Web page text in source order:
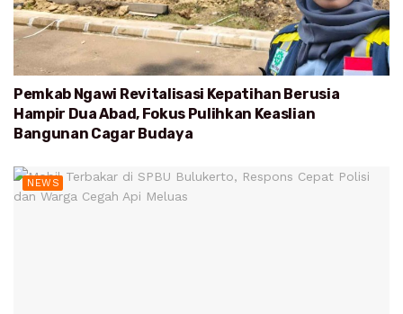
Pemkab Ngawi Revitalisasi Kepatihan Berusia
Hampir Dua Abad, Fokus Pulihkan Keaslian
Bangunan Cagar Budaya
NEWS